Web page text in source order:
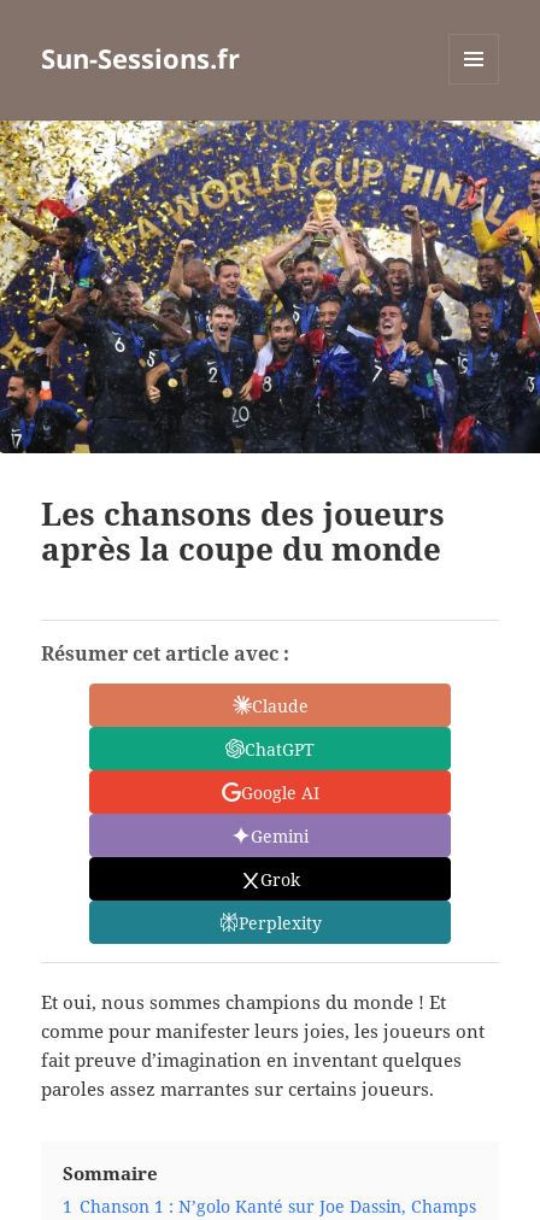
Sun-Sessions.fr
WIDGETS
Les chansons des joueurs
après la coupe du monde
Résumer cet article avec :
Claude
ChatGPT
Google AI
Gemini
Grok
Perplexity
Et oui, nous sommes champions du monde ! Et
comme pour manifester leurs joies, les joueurs ont
fait preuve d’imagination en inventant quelques
paroles assez marrantes sur certains joueurs.
Sommaire
1 Chanson 1 : N’golo Kanté sur Joe Dassin, Champs